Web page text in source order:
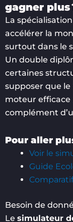
gagner plus
La
accélérer la
surtout dans le
Un double
certaines
supposer que
moteur efficace
complément
Pour aller
Voir le
Guide
Besoin de
Le simulateur